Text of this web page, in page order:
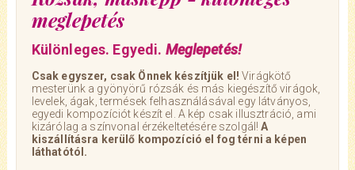
meglepetés
Különleges. Egyedi. Meglepetés!
Csak egyszer, csak Önnek készítjük el! Virágkötő
mesterünk a gyönyörű rózsák és más kiegészítő virágok,
levelek, ágak, termések felhasználásával egy látványos,
egyedi kompozíciót készít el. A kép csak illusztráció, ami
kizárólag a színvonal érzékeltetésére szolgál!A
kiszállításra kerülő kompozíció el fog térni a képen
láthatótól.